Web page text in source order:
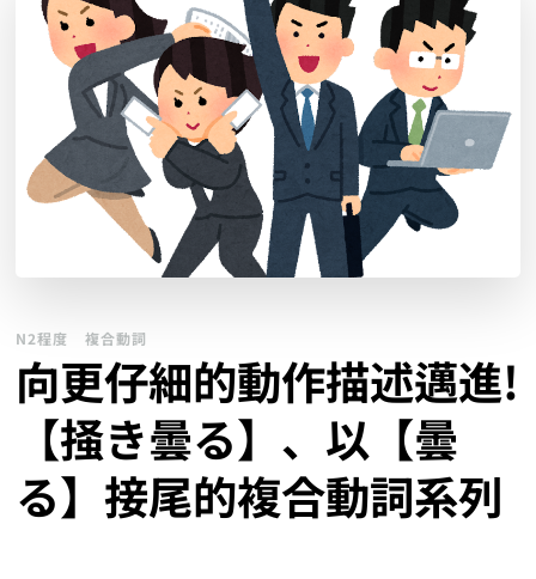
N2程度 複合動詞
向更仔細的動作描述邁進!
【掻き曇る】、以【曇
る】接尾的複合動詞系列